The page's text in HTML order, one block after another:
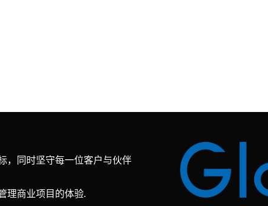
，同时坚守每一位客户与伙伴
理商业项目的体验.